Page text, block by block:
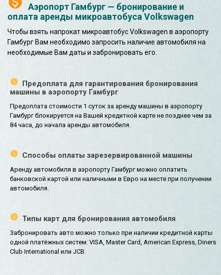
Аэропорт Гамбург — бронирование и
оплата аренды микроавтобуса Volkswagen
Чтобы взять напрокат микроавтобус Volkswagen в аэропорту
Гамбург Вам необходимо запросить наличие автомобиля на
необходимые Вам даты и забронировать его.
Предоплата для гарантирования бронирования
машины в аэропорту Гамбург
Предоплата стоимости 1 суток за аренду машины в аэропорту
Гамбург блокируется на Вашей кредитной карте не позднее чем за
84 часа, до начала аренды автомобиля.
Способы оплаты зарезервированной машины
Аренду автомобиля в аэропорту Гамбург можно оплатить
банковской картой или наличными в Евро на месте при получении
автомобиля.
Типы карт для бронирования автомобиля
Забронировать авто можно только при наличии кредитной карты
одной платёжных систем: VISA, Master Card, American Express, Diners
Club International или JCB.